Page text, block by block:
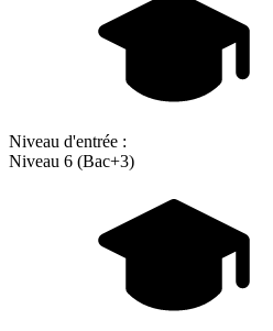
Niveau d'entrée :
Niveau 6 (Bac+3)